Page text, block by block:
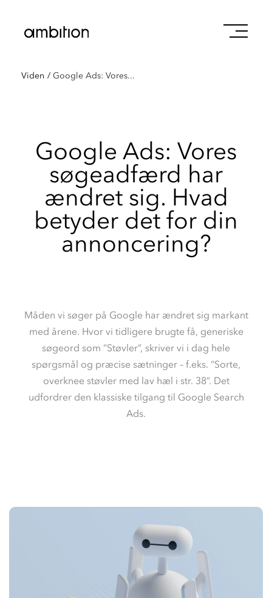
Viden / Google Ads: Vores...
Google Ads: Vores
søgeadfærd har
ændret sig. Hvad
betyder det for din
annoncering?
Måden vi søger på Google har ændret sig markant
med årene. Hvor vi tidligere brugte få, generiske
søgeord som ”Støvler”, skriver vi i dag hele
spørgsmål og præcise sætninger – f.eks. “Sorte,
overknee støvler med lav hæl i str. 38”. Det
udfordrer den klassiske tilgang til Google Search
Ads.